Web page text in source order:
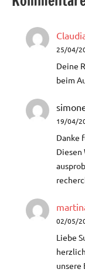
25/04/
Deine
beim
19/04/
Danke
Diesen
02/05/
Liebe
unsere